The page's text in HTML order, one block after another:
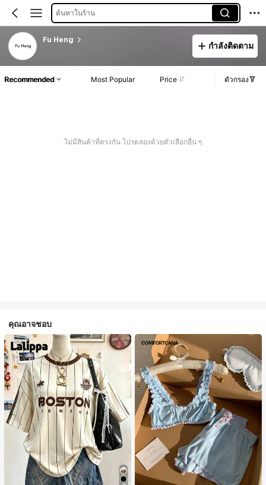
ค้นหาในร้าน
Fu Heng
กำลังติดตาม
Recommended Most Popular Price ตัวกรอง
ไม่มีสินค้าที่ตรงกัน โปรดลองด้วยตัวเลือกอื่น ๆ
คุณอาจชอบ